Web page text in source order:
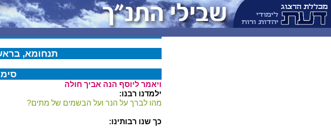
תנחומא,
ויאמר ליוסף הנה אביך חולה
ילמדנו רבנו:
מהו לברך על הנר ועל הבשמים של מתים?
כך שנו רבותינו: